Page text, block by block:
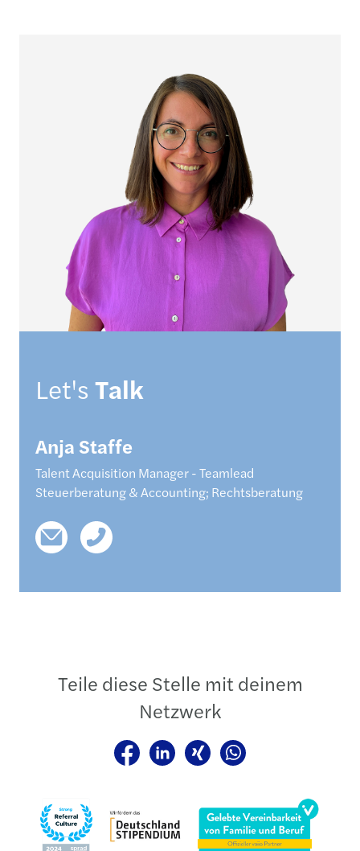
Let's Talk
Anja Staffe
Talent Acquisition Manager - Teamlead
Steuerberatung & Accounting; Rechtsberatung
Teile diese Stelle mit deinem
Netzwerk